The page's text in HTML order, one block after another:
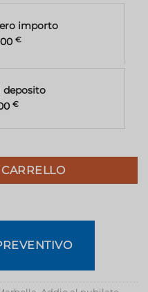
importo
€
deposito
€